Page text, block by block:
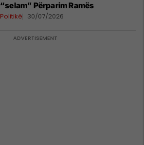
“selam” Përparim Ramës
Politikë 30/07/2026